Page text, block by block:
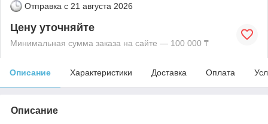
Отправка с 21 августа 2026
Цену уточняйте
Минимальная сумма заказа на сайте — 100 000 ₸
Описание Характеристики Доставка Оплата
Описание